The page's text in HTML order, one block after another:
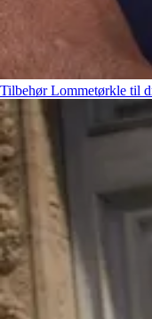
Tilbehør Lommetørkle til